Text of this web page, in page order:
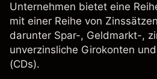
Unternehmen bietet eine
mit einer Reihe von
darunter Spar-, Geldmarkt-,
unverzinsliche Girokonten
(CDs).